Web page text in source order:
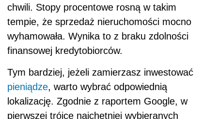
chwili. Stopy procentowe rosną w takim
tempie, że sprzedaż nieruchomości mocno
wyhamowała. Wynika to z braku zdolności
finansowej kredytobiorców.
Tym bardziej, jeżeli zamierzasz inwestować
pieniądze, warto wybrać odpowiednią
lokalizację. Zgodnie z raportem Google, w
pierwszej trójce najchętniej wybieranych